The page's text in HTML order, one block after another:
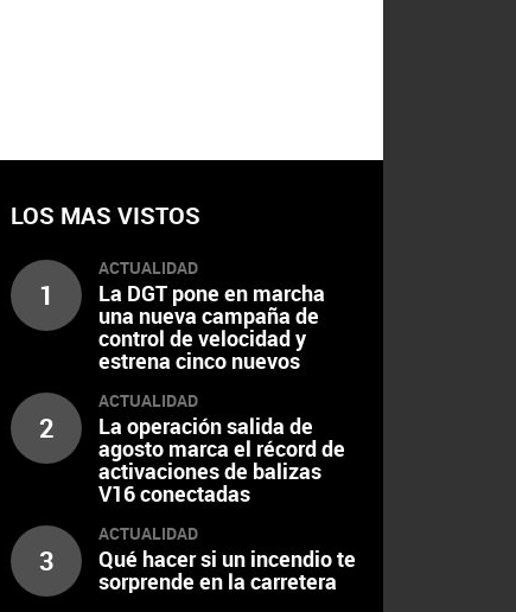
LOS MAS VISTOS
1
ACTUALIDAD
La DGT pone en marcha
una nueva campaña de
control de velocidad y
estrena cinco nuevos
2
ACTUALIDAD
La operación salida de
agosto marca el récord de
activaciones de balizas
V16 conectadas
3
ACTUALIDAD
Qué hacer si un incendio te
sorprende en la carretera